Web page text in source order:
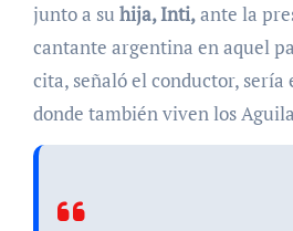
junto a su hija, Inti,ante la
cantante argentina en aquel
cita, señaló el conductor, sería
donde también viven los